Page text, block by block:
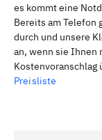
es kommt eine
Bereits am Telefon
durch und unsere
an, wenn sie Ihnen
Kostenvoranschlag
Preisliste